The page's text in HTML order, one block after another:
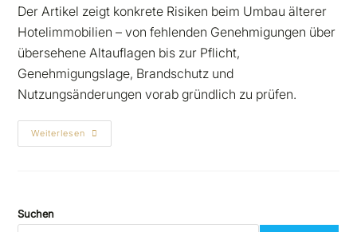
Der Artikel zeigt konkrete Risiken beim Umbau älterer
Hotelimmobilien – von fehlenden Genehmigungen über
übersehene Altauflagen bis zur Pflicht,
Genehmigungslage, Brandschutz und
Nutzungsänderungen vorab gründlich zu prüfen.
Weiterlesen
Suchen